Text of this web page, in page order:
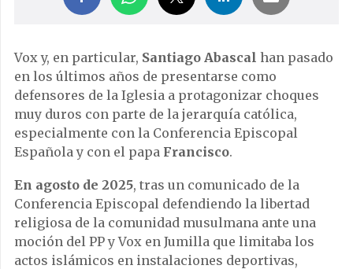
Vox y, en particular, Santiago Abascal han pasado
en los últimos años de presentarse como
defensores de la Iglesia a protagonizar choques
muy duros con parte de la jerarquía católica,
especialmente con la Conferencia Episcopal
Española y con el papa Francisco.
En agosto de 2025, tras un comunicado de la
Conferencia Episcopal defendiendo la libertad
religiosa de la comunidad musulmana ante una
moción del PP y Vox en Jumilla que limitaba los
actos islámicos en instalaciones deportivas,